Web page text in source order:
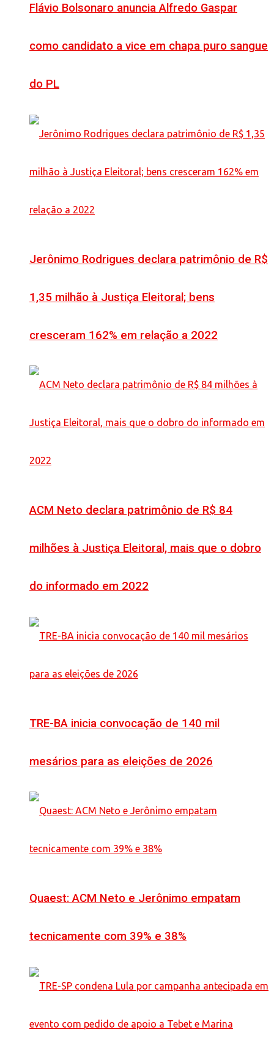
Flávio Bolsonaro anuncia Alfredo Gaspar
como candidato a vice em chapa puro sangue
do PL
Jerônimo Rodrigues declara patrimônio de R$
1,35 milhão à Justiça Eleitoral; bens
cresceram 162% em relação a 2022
ACM Neto declara patrimônio de R$ 84
milhões à Justiça Eleitoral, mais que o dobro
do informado em 2022
TRE-BA inicia convocação de 140 mil
mesários para as eleições de 2026
Quaest: ACM Neto e Jerônimo empatam
tecnicamente com 39% e 38%